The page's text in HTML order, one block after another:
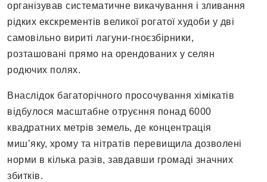
організував систематичне викачування і зливання
рідких екскрементів великої рогатої худоби у дві
самовільно вириті лагуни-гноєзбірники,
розташовані прямо на орендованих у селян
родючих полях.
Внаслідок багаторічного просочування хімікатів
відбулося масштабне отруєння понад 6000
квадратних метрів земель, де концентрація
миш’яку, хрому та нітратів перевищила дозволені
норми в кілька разів, завдавши громаді значних
збитків.